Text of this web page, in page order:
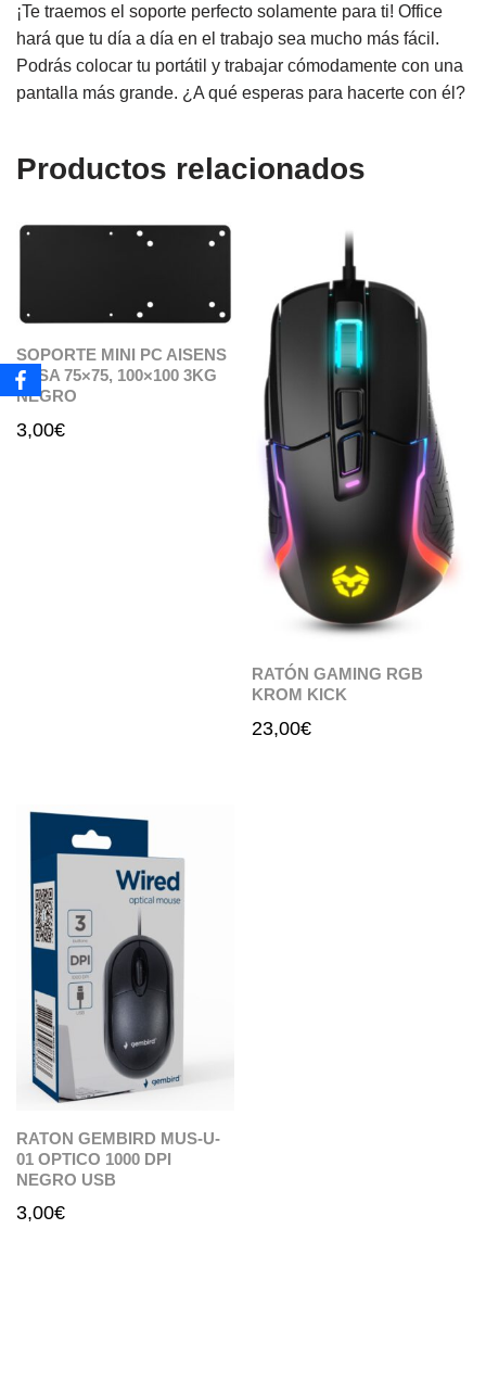
¡Te traemos el soporte perfecto solamente para ti! Office
hará que tu día a día en el trabajo sea mucho más fácil.
Podrás colocar tu portátil y trabajar cómodamente con una
pantalla más grande. ¿A qué esperas para hacerte con él?
Productos relacionados
SOPORTE MINI PC AISENS
VESA 75×75, 100×100 3KG
NEGRO
3,00€
RATÓN GAMING RGB
KROM KICK
23,00€
RATON GEMBIRD MUS-U-
01 OPTICO 1000 DPI
NEGRO USB
3,00€